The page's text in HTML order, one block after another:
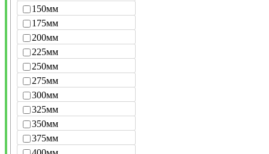
150мм
175мм
200мм
225мм
250мм
275мм
300мм
325мм
350мм
375мм